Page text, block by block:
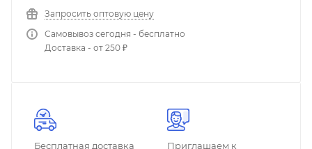
Запросить оптовую цену
Самовывоз сегодня - бесплатно
Доставка - от 250 ₽
Бесплатная доставка
Приглашаем к